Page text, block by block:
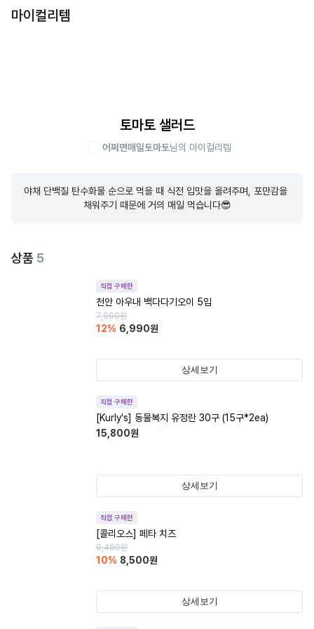
마이컬리템
토마토 샐러드
어쩌면매일토마토님의 마이컬리템
야채 단백질 탄수화물 순으로 먹을 때 식전 입맛을 올려주며, 포만감을
채워주기 때문에 거의 매일 먹습니다😎
상품 5
직접 구매한
천안 아우내 백다다기오이 5입
7,990원
12% 6,990원
상세보기
직접 구매한
[Kurly's] 동물복지 유정란 30구 (15구*2ea)
15,800원
상세보기
직접 구매한
[콜리오스] 페타 치즈
9,480원
10% 8,500원
상세보기